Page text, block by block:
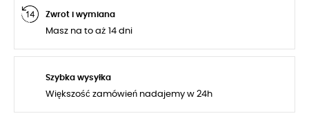
Zwrot i wymiana
Masz na to aż 14 dni
Szybka wysyłka
Większość zamówień nadajemy w 24h